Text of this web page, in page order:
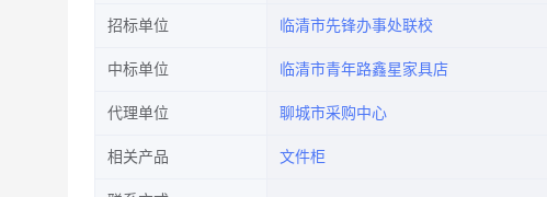
招标单位 临清市先锋办事处联校
中标单位 临清市青年路鑫星家具店
代理单位 聊城市采购中心
相关产品 文件柜